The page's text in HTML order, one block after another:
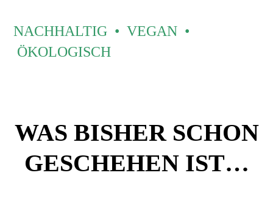
NACHHALTIG • VEGAN •
ÖKOLOGISCH
WAS BISHER SCHON
GESCHEHEN IST…